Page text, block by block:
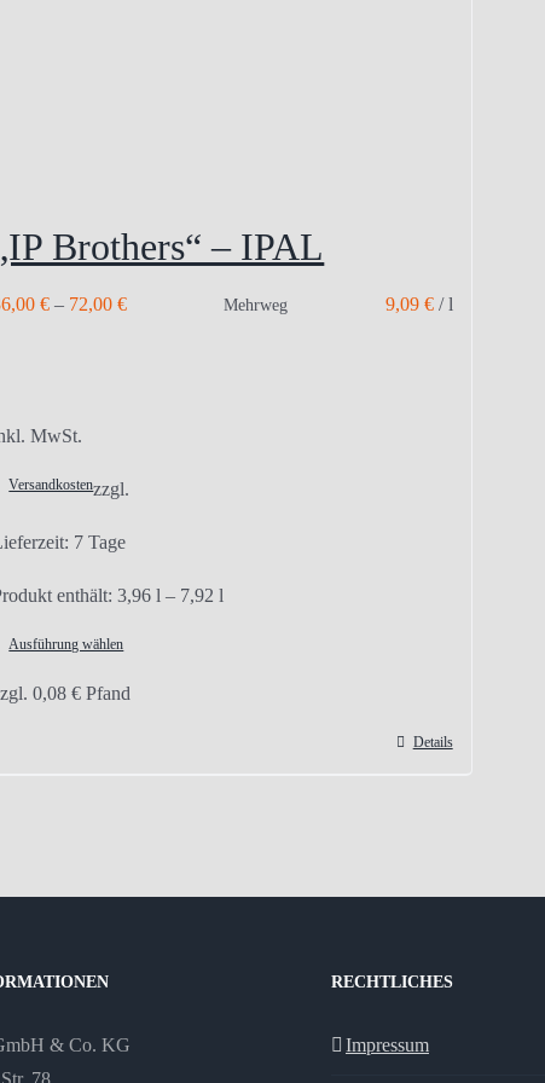
Brothers“ – IPAL
€ – 72,00€ Mehrweg 9,09 €/l
MwSt.
zzgl.
Versandkosten
7 Tage
enthält: 3,96l – 7,92l
Ausführung wählen
0,08€ Pfand
Details
& Co. KG
78
RECHTLICHES
Impressum